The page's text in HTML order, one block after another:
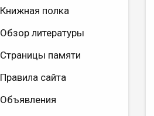
Книжная полка
Обзор литературы
Страницы памяти
Правила сайта
Объявления